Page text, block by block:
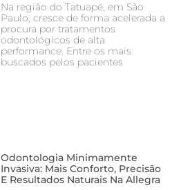
Na região do Tatuapé, em São
Paulo, cresce de forma acelerada a
procura por tratamentos
odontológicos de alta
performance. Entre os mais
buscados pelos pacientes
Odontologia Minimamente
Invasiva: Mais Conforto, Precisão
E Resultados Naturais Na Allegra